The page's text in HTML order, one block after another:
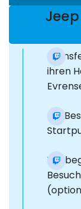
ihren
Die
Wir